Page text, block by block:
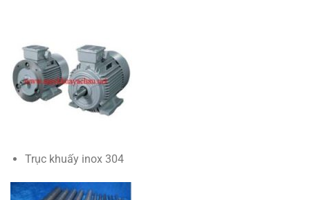
Trục khuấy inox 304